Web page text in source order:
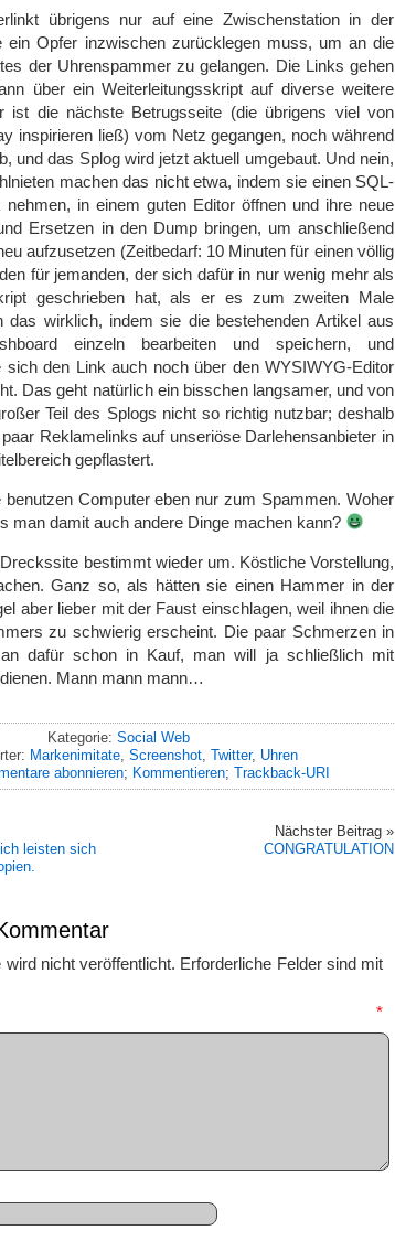
übrigens nur auf eine Zwischenstation in der
ein Opfer inzwischen zurücklegen muss, um an die
der Uhrenspammer zu gelangen. Die Links gehen
über ein Weiterleitungsskript auf diverse weitere
ist die nächste Betrugsseite (die übrigens viel von
inspirieren ließ) vom Netz gegangen, noch während
und das Splog wird jetzt aktuell umgebaut. Und nein,
machen das nicht etwa, indem sie einen SQL-
nehmen, in einem guten Editor öffnen und ihre neue
Ersetzen in den Dump bringen, um anschließend
aufzusetzen (Zeitbedarf: 10 Minuten für einen völlig
für jemanden, der sich dafür in nur wenig mehr als
geschrieben hat, als er es zum zweiten Male
das wirklich, indem sie die bestehenden Artikel aus
einzeln bearbeiten und speichern, und
den Link auch noch über den WYSIWYG-Editor
Das geht natürlich ein bisschen langsamer, und von
Teil des Splogs nicht so richtig nutzbar; deshalb
Reklamelinks auf unseriöse Darlehensanbieter in
gepflastert.
benutzen Computer eben nur zum Spammen. Woher
man damit auch andere Dinge machen kann?
bestimmt wieder um. Köstliche Vorstellung,
Ganz so, als hätten sie einen Hammer in der
aber lieber mit der Faust einschlagen, weil ihnen die
zu schwierig erscheint. Die paar Schmerzen in
dafür schon in Kauf, man will ja schließlich mit
Mann mann mann…
Kategorie: Social Web
Markenimitate Screenshot Twitter, Uhren
abonnieren; Kommentieren; Trackback-URI
leisten sich
Nächster Beitrag »
CONGRATULATION
nicht veröffentlicht. Erforderliche Felder sind mit
*